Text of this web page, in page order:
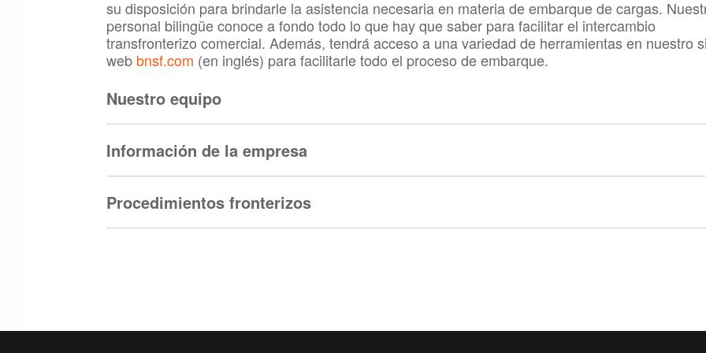
su disposición para brindarle la asistencia necesaria en materia de embarque de cargas.
personal bilingüe conoce a fondo todo lo que hay que saber para facilitar el intercambio
transfronterizo comercial. Además, tendrá acceso a una variedad de herramientas en nuestro
web bnsf.com (en inglés) para facilitarle todo el proceso de embarque.
Nuestro equipo
Información de la empresa
Procedimientos fronterizos